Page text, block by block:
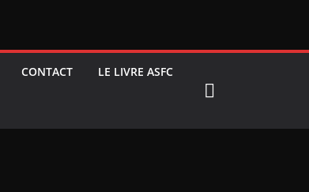
CONTACT LE LIVRE ASFC